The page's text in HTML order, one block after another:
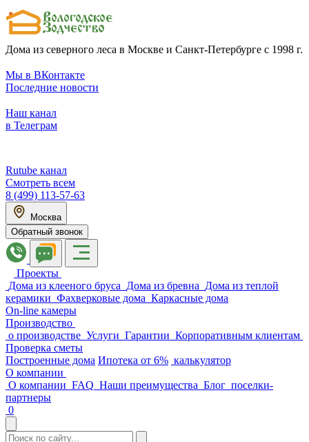
Дома из северного леса в Москве и Санкт-Петербурге с 1998 г.
Мы в ВКонтакте
Последние новости
Наш канал
в Телеграм
Rutube канал
Смотреть всем
8 (499) 113-57-63
Москва
Обратный звонок
Проекты
Дома из клееного бруса Дома из бревна Дома из теплой
керамики Фахверковые дома Каркасные дома
On-line камеры
Производство
о производстве Услуги Гарантии Корпоративным клиентам
Проверка сметы
Построенные дома Ипотека от 6% калькулятор
О компании
О компании FAQ Наши преимущества Блог поселки-
партнеры
0